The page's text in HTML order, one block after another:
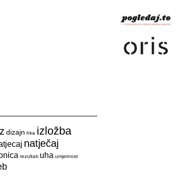
dizajn hka izložba
natječaj
rezultati uha umjetnost